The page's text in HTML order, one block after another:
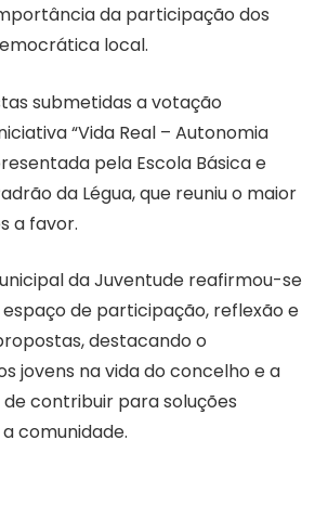
da participação dos
local.
submetidas a votação
“Vida Real – Autonomia
pela Escola Básica e
da Légua, que reuniu o maior
a favor.
da Juventude reafirmou-se
de participação, reflexão e
destacando o
jovens na vida do concelho e a
contribuir para soluções
comunidade.